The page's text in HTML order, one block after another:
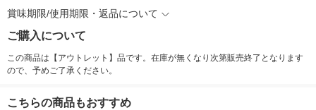
賞味期限/使用期限・返品について
ご購入について
この商品は【アウトレット】品です。在庫が無くなり次第販売終了となります
ので、予めご了承ください。
こちらの商品もおすすめ